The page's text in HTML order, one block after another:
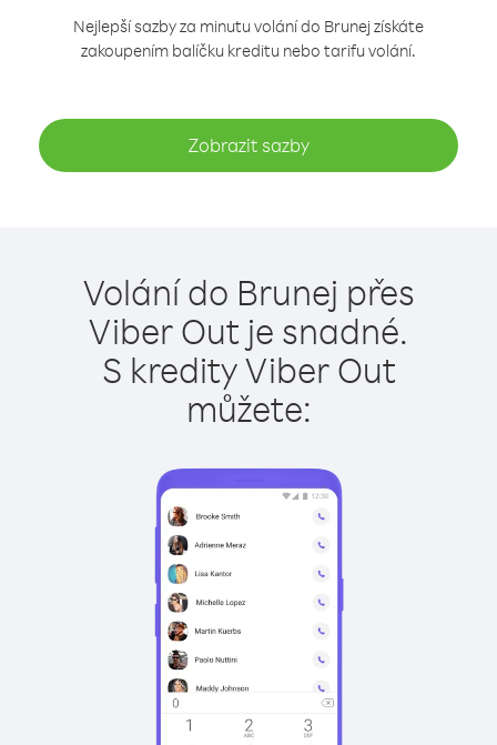
Nejlepší sazby za minutu volání do Brunej získáte
zakoupením balíčku kreditu nebo tarifu volání.
Zobrazit sazby
Volání do Brunej přes
Viber Out je snadné.
S kredity Viber Out
můžete: